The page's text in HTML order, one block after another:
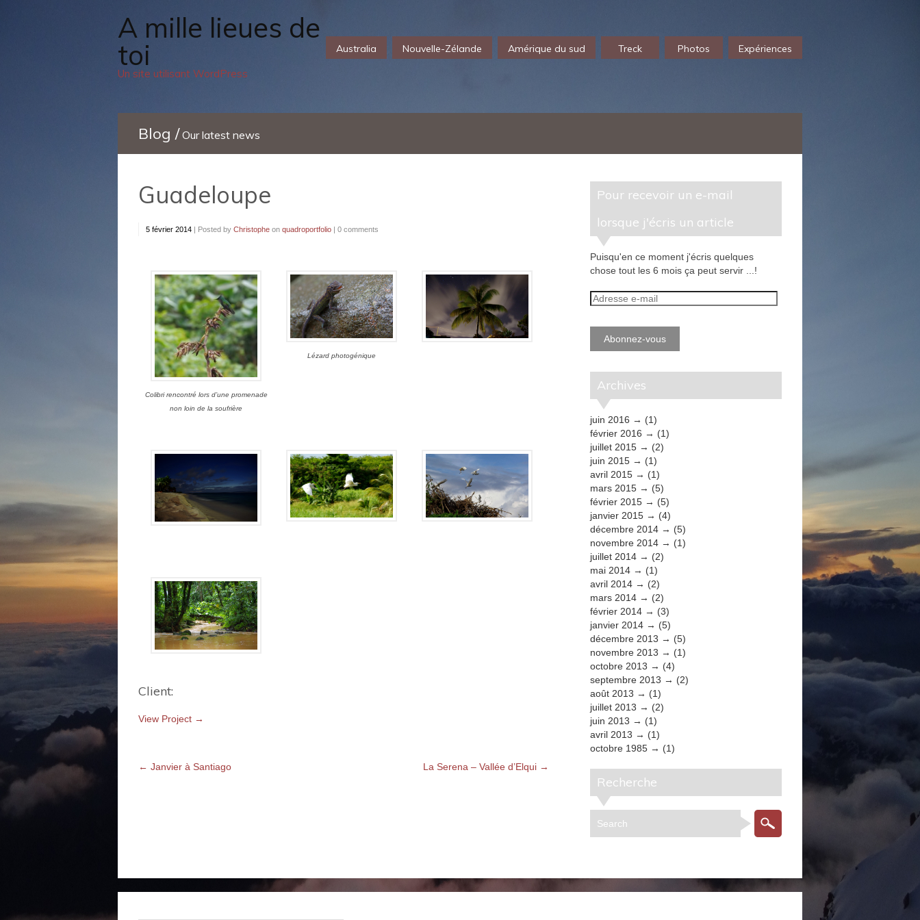
Australia Nouvelle-Zélande Amérique du sud Treck Photos Expériences
A mille lieues de
toi
Un site utilisant WordPress
Blog / Our latest news
Guadeloupe
5 février 2014 | Posted by Christophe on quadroportfolio | 0 comments
Colibri rencontré lors d’une promenade
non loin de la soufrière
Lézard photogénique
Client:
View Project →
← Janvier à Santiago La Serena – Vallée d’Elqui →
Pour recevoir un e-mail
lorsque j'écris un article
Puisqu'en ce moment j'écris quelques
chose tout les 6 mois ça peut servir ...!
Adresse
mail
Abonnez-vous
Archives
juin 2016
(1)
février 2016
(1)
juillet 2015
(2)
juin 2015
(1)
avril 2015
(1)
mars 2015
(5)
février 2015
(5)
janvier 2015
(4)
décembre 2014
(5)
novembre 2014
(1)
juillet 2014
(2)
mai 2014
(1)
avril 2014
(2)
mars 2014
(2)
février 2014
(3)
janvier 2014
(5)
décembre 2013
(5)
novembre 2013
(1)
octobre 2013
(4)
septembre 2013
(2)
août 2013
(1)
juillet 2013
(2)
juin 2013
(1)
avril 2013
(1)
octobre 1985
(1)
Recherche